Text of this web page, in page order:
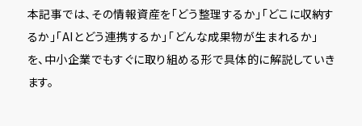
本記事では、その情報資産を「どう整理するか」「どこに収納す
るか」「AIとどう連携するか」「どんな成果物が生まれるか」
を、中小企業でもすぐに取り組める形で具体的に解説していき
ます。